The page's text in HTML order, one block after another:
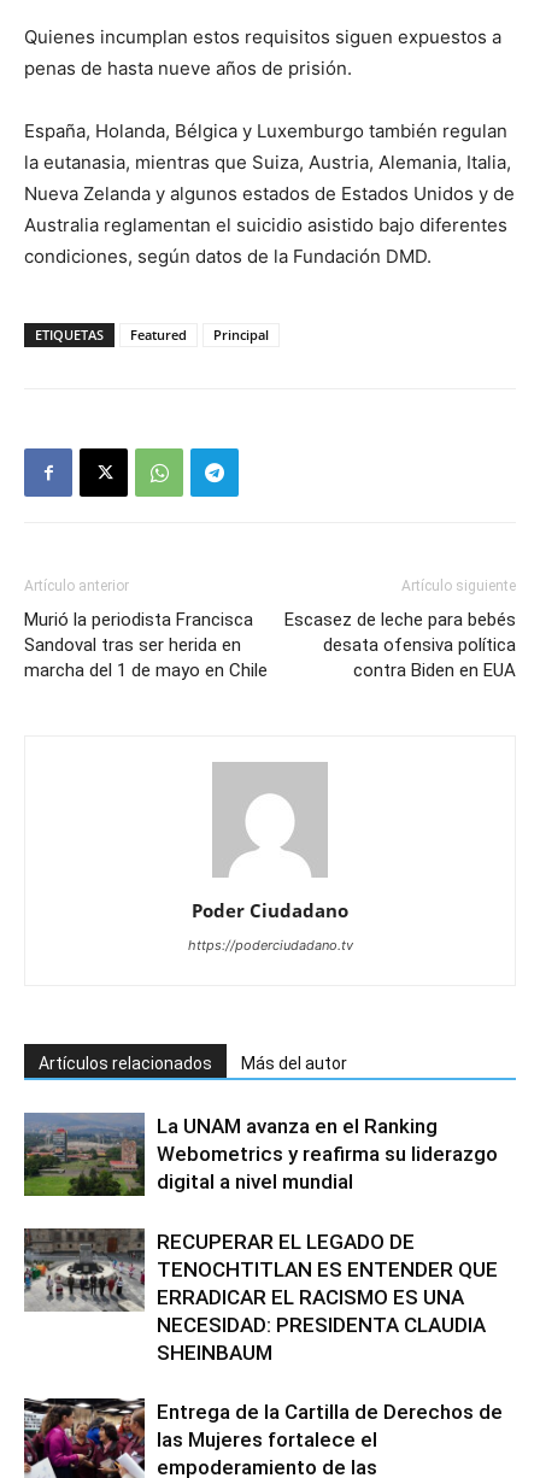
Quienes incumplan estos requisitos siguen expuestos a
penas de hasta nueve años de prisión.
España, Holanda, Bélgica y Luxemburgo también regulan
la eutanasia, mientras que Suiza, Austria, Alemania, Italia,
Nueva Zelanda y algunos estados de Estados Unidos y de
Australia reglamentan el suicidio asistido bajo diferentes
condiciones, según datos de la Fundación DMD.
ETIQUETAS Featured Principal
Artículo anterior
Murió la periodista Francisca
Sandoval tras ser herida en
marcha del 1 de mayo en Chile
Artículo siguiente
Escasez de leche para bebés
desata ofensiva política
contra Biden en EUA
Poder Ciudadano
https://poderciudadano.tv
Artículos relacionados Más del autor
La UNAM avanza en el Ranking
Webometrics y reafirma su liderazgo
digital a nivel mundial
RECUPERAR EL LEGADO DE
TENOCHTITLAN ES ENTENDER QUE
ERRADICAR EL RACISMO ES UNA
NECESIDAD: PRESIDENTA CLAUDIA
SHEINBAUM
Entrega de la Cartilla de Derechos de
las Mujeres fortalece el
empoderamiento de las